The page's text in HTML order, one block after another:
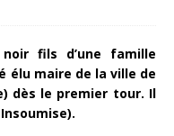
fils d’une famille
élu maire de la ville de
dès le premier tour. Il